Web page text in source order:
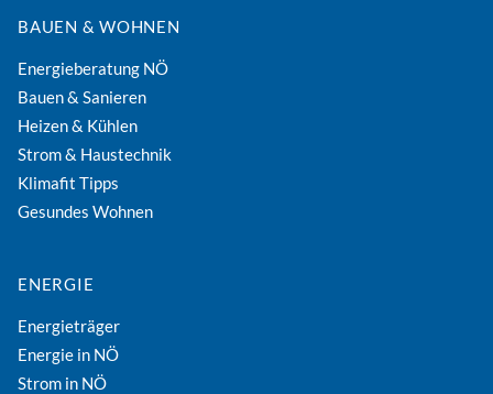
BAUEN & WOHNEN
Energieberatung NÖ
Bauen & Sanieren
Heizen & Kühlen
Strom & Haustechnik
Klimafit Tipps
Gesundes Wohnen
ENERGIE
Energieträger
Energie in NÖ
Strom in NÖ